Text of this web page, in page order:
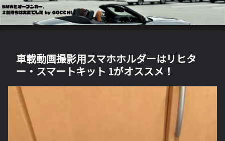
車載動画撮影用スマホホルダーはリヒタ
ー・スマートキット 1がオススメ！